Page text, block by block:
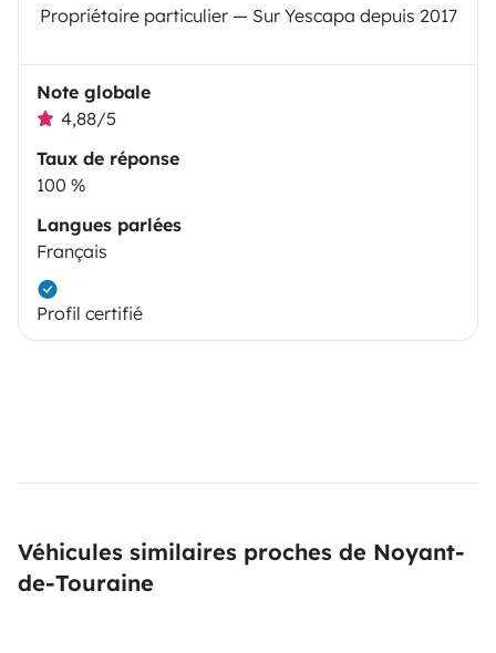
Propriétaire particulier — Sur Yescapa depuis 2017
Note globale
4,88/5
Taux de réponse
100 %
Langues parlées
Français
Profil certifié
Véhicules similaires proches de Noyant-
de-Touraine